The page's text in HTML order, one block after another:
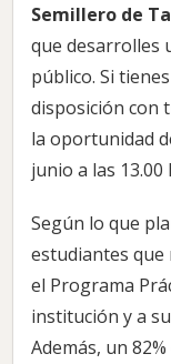
Semillero de
que desarrolles
público. Si
disposición con
la oportunidad
junio a las 13.00
Según lo que
estudiantes
el Programa
institución y a
Además, un